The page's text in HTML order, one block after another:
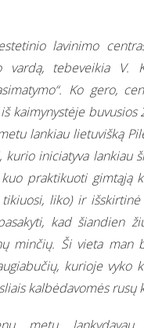
lavinimo
vardą, tebeveikia V.
Ko gero,
kaimynystėje buvusios
lankiau lietuvišką
kurio iniciatyva lankiau
praktikuoti gimtąją
liko) ir
kad šiandien
minčių. Ši vieta man
kurioje vyko
kalbėdavomės rusų